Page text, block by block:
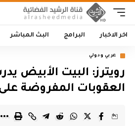
اخر الاخبار البرامج البث المباشر
عربي ودولي
رويترز: البيت الأبيض
العقوبات المفروضة